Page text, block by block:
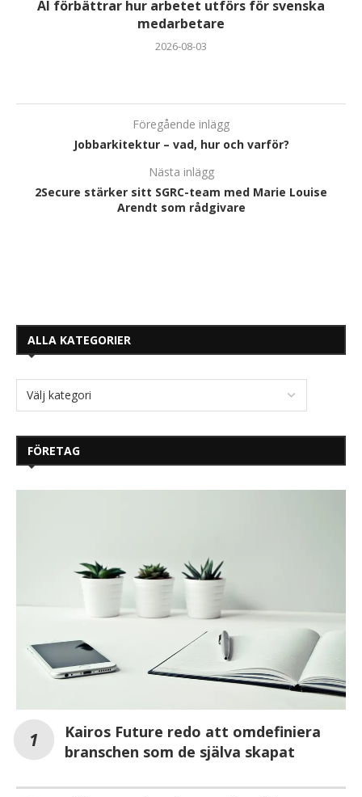
AI förbättrar hur arbetet utförs för svenska
medarbetare
2026-08-03
Föregående inlägg
Jobbarkitektur – vad, hur och varför?
Nästa inlägg
2Secure stärker sitt SGRC-team med Marie Louise
Arendt som rådgivare
ALLA KATEGORIER
FÖRETAG
Kairos Future redo att omdefiniera
branschen som de själva skapat